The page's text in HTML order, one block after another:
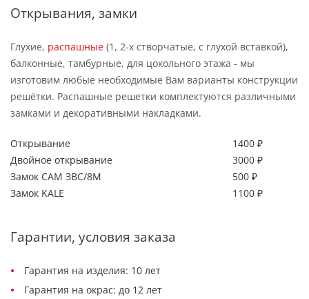
Открывания, замки
Глухие, распашные (1, 2-х створчатые, с глухой вставкой),
балконные, тамбурные, для цокольного этажа - мы
изготовим любые необходимые Вам варианты конструкции
решётки. Распашные решетки комплектуются различными
замками и декоративными накладками.
Открывание
1400 ₽
Двойное открывание
3000 ₽
Замок САМ ЗВС/8М
500 ₽
Замок KALE
1100 ₽
Гарантии, условия заказа
Гарантия на изделия: 10 лет
Гарантия на окрас: до 12 лет